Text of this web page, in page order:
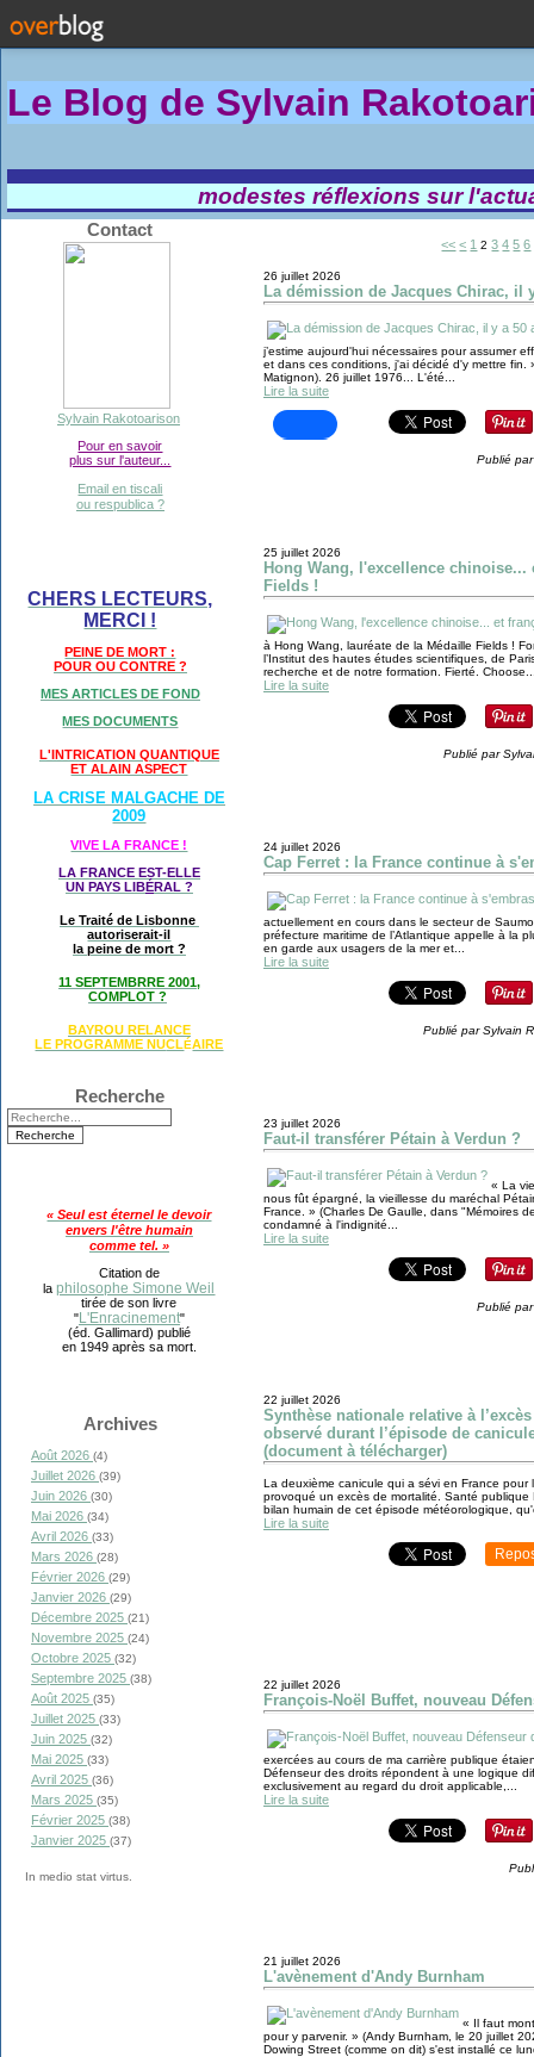
Le Blog de Sylvain Rakotoa
modestes réflexions sur
Contact
Sylvain Rakotoarison
Pour en savoir
plus sur l'auteur...
Email en tiscali
ou respublica ?
CHERS LECTEURS,
MERCI !
PEINE DE MORT :
POUR OU CONTRE ?
MES ARTICLES DE FOND
MES DOCUMENTS
L'INTRICATION QUANTIQUE
ET ALAIN ASPECT
LA CRISE MALGACHE DE
2009
VIVE LA FRANCE !
LA FRANCE EST-ELLE
UN PAYS LIBÉRAL ?
Le Traité de Lisbonne
autoriserait-il
la peine de mort ?
11 SEPTEMBRRE 2001,
COMPLOT ?
BAYROU RELANCE
LE PROGRAMME NUCLÉAIRE
Recherche
« Seul est éternel le devoir
envers l'être humain
comme tel. »
Citation de
laphilosophe Simone Weil
tirée de son livre
"L'Enracinement"
(éd. Gallimard) publié
en 1949 après sa mort.
Archives
Août 2026 (4)
Juillet 2026 (39)
Juin 2026 (30)
Mai 2026 (34)
Avril 2026 (33)
Mars 2026 (28)
Février 2026 (29)
Janvier 2026 (29)
Décembre 2025 (21)
Novembre 2025 (24)
Octobre 2025 (32)
Septembre 2025 (38)
Août 2025 (35)
Juillet 2025 (33)
Juin 2025 (32)
Mai 2025 (33)
Avril 2025 (36)
Mars 2025 (35)
Février 2025 (38)
Janvier 2025 (37)
In medio stat virtus.
<< < 1 2 3 4 5 6
26 juillet 2026
La démission de Jacques Chirac, il
j’estime aujourd'hui nécessaires pour assumer
et dans ces conditions, j'ai décidé d'y mettre
Matignon). 26 juillet 1976... L'été...
Lire la suite
Publié
25 juillet 2026
Hong Wang, l'excellence chinoise...
Fields !
à Hong Wang, lauréate de la Médaille Fields !
l’Institut des hautes études scientifiques, de
recherche et de notre formation. Fierté.
Lire la suite
Publié par
24 juillet 2026
Cap Ferret : la France continue à
actuellement en cours dans le secteur de
préfecture maritime de l’Atlantique appelle à la
en garde aux usagers de la mer et...
Lire la suite
Publié par Sylvain
23 juillet 2026
Faut-il transférer Pétain à Verdun ?
« La
nous fût épargné, la vieillesse du maréchal
France. » (Charles De Gaulle, dans "Mémoires
condamné à l'indignité...
Lire la suite
Publié
22 juillet 2026
Synthèse nationale relative à
observé durant l’épisode de
(document à télécharger)
La deuxième canicule qui a sévi en France
provoqué un excès de mortalité. Santé
bilan humain de cet épisode météorologique,
Lire la suite
22 juillet 2026
François-Noël Buffet, nouveau
exercées au cours de ma carrière publique
Défenseur des droits répondent à une logique
exclusivement au regard du droit applicable,...
Lire la suite
21 juillet 2026
L'avènement d'Andy Burnham
« Il faut
pour y parvenir. » (Andy Burnham, le 20 juillet
Dowing Street (comme on dit) s'est installé ce